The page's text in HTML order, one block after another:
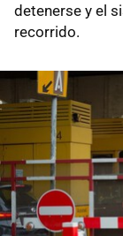
detenerse y el
recorrido.